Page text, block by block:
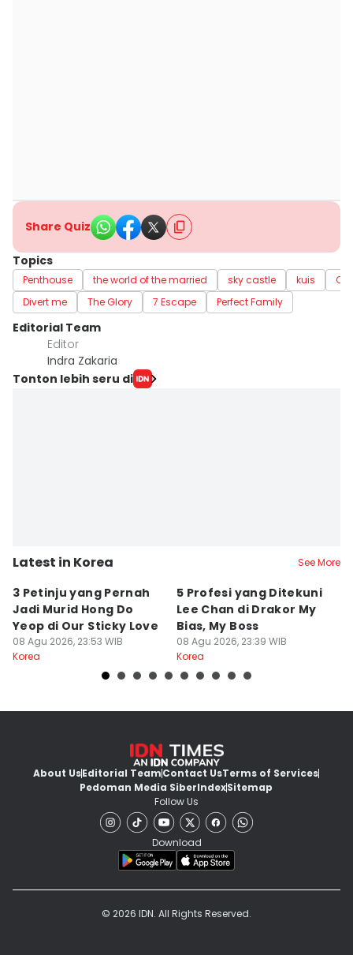
Share Quiz
Topics
Penthouse the world of the married sky castle kuis
Divert me
The Glory 7 Escape Perfect Family
Editorial Team
Editor
Indra Zakaria
Tonton lebih seru di
Latest in Korea See More
3 Petinju yang Pernah
Jadi Murid Hong Do
Yeop di Our Sticky Love
08 Agu 2026, 23:53 WIB
Korea
5 Profesi yang Ditekuni
Lee Chan di Drakor My
Bias, My Boss
08 Agu 2026, 23:39 WIB
Korea
About UsEditorial TeamContact UsTerms of Services
Pedoman Media SiberIndexSitemap
Follow Us
Download
© 2026 IDN. All Rights Reserved.